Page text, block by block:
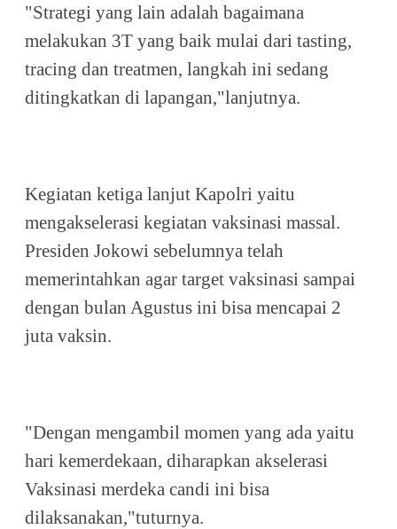
"Strategi yang lain adalah bagaimana
melakukan 3T yang baik mulai dari tasting,
tracing dan treatmen, langkah ini sedang
ditingkatkan di lapangan,"lanjutnya.
Kegiatan ketiga lanjut Kapolri yaitu
mengakselerasi kegiatan vaksinasi massal.
Presiden Jokowi sebelumnya telah
memerintahkan agar target vaksinasi sampai
dengan bulan Agustus ini bisa mencapai 2
juta vaksin.
"Dengan mengambil momen yang ada yaitu
hari kemerdekaan, diharapkan akselerasi
Vaksinasi merdeka candi ini bisa
dilaksanakan,"tuturnya.